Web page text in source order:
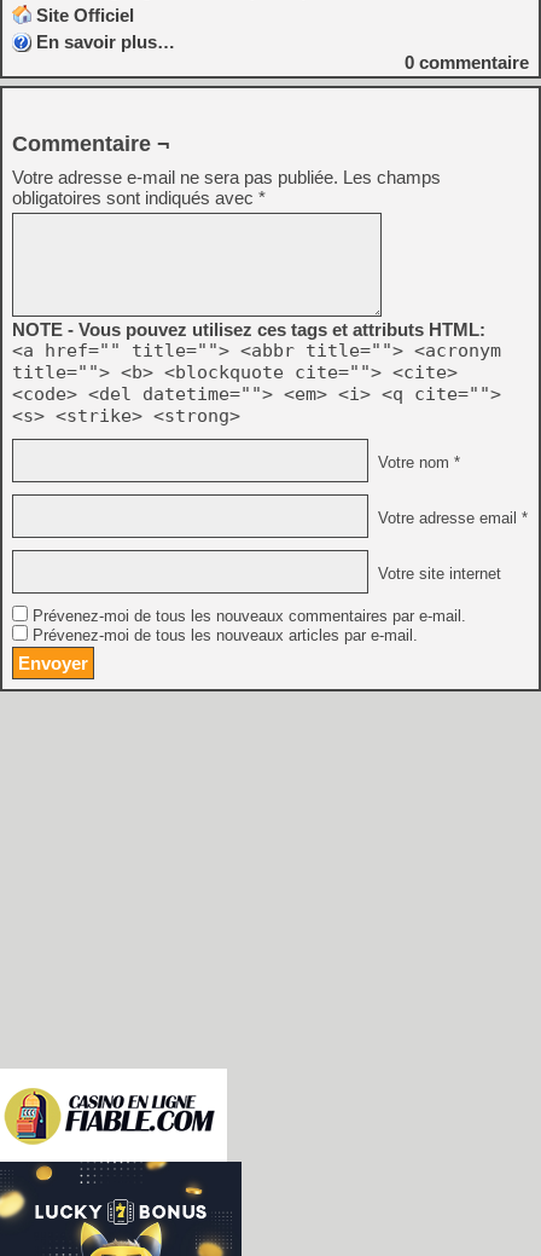
Site Officiel
En savoir plus…
0 commentaire
Commentaire ¬
Votre adresse e-mail ne sera pas publiée. Les champs
obligatoires sont indiqués avec *
NOTE - Vous pouvez utilisez ces tags et attributs HTML:
<a href="" title=""> <abbr title=""> <acronym
title=""> <b> <blockquote cite=""> <cite>
<code> <del datetime=""> <em> <i> <q cite="">
<s> <strike> <strong>
Votre nom *
Votre adresse email *
Votre site internet
Prévenez-moi de tous les nouveaux commentaires par e-mail.
Prévenez-moi de tous les nouveaux articles par e-mail.